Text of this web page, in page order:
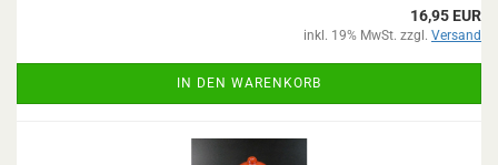
16,95 EUR
inkl. 19% MwSt. zzgl. Versand
IN DEN WARENKORB